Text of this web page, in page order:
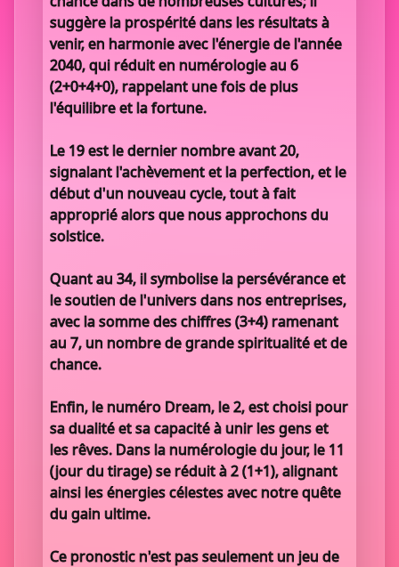
suggère la prospérité dans les résultats à
venir, en harmonie avec l'énergie de l'année
2040, qui réduit en numérologie au 6
(2+0+4+0), rappelant une fois de plus
l'équilibre et la fortune.
Le 19 est le dernier nombre avant 20,
signalant l'achèvement et la perfection, et le
début d'un nouveau cycle, tout à fait
approprié alors que nous approchons du
solstice.
Quant au 34, il symbolise la persévérance et
le soutien de l'univers dans nos entreprises,
avec la somme des chiffres (3+4) ramenant
au 7, un nombre de grande spiritualité et de
chance.
Enfin, le numéro Dream, le 2, est choisi pour
sa dualité et sa capacité à unir les gens et
les rêves. Dans la numérologie du jour, le 11
(jour du tirage) se réduit à 2 (1+1), alignant
ainsi les énergies célestes avec notre quête
du gain ultime.
Ce pronostic n'est pas seulement un jeu de